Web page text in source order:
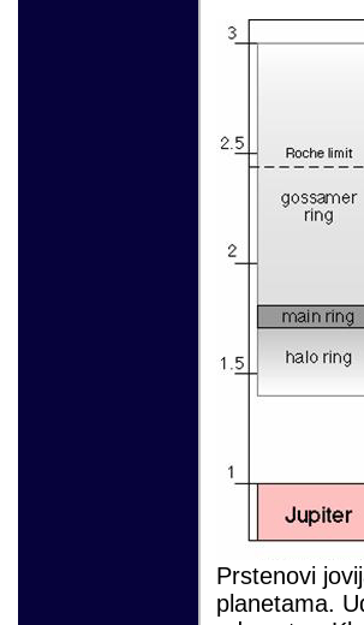
Prstenovi
planetama.